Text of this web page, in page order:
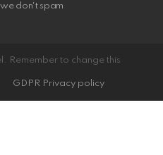
don't spam
Remember to change this
GDPR Privacy policy